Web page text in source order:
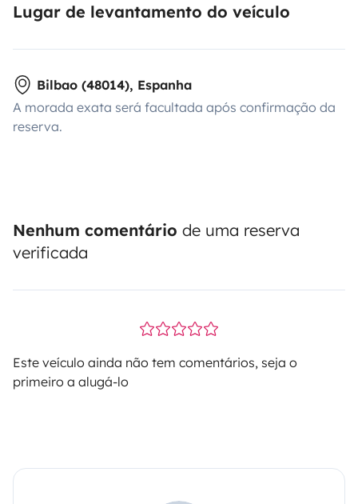
Lugar de levantamento do veículo
Bilbao (48014), Espanha
A morada exata será facultada após confirmação da
reserva.
Nenhum comentário de uma reserva
verificada
Este veículo ainda não tem comentários, seja o
primeiro a alugá-lo